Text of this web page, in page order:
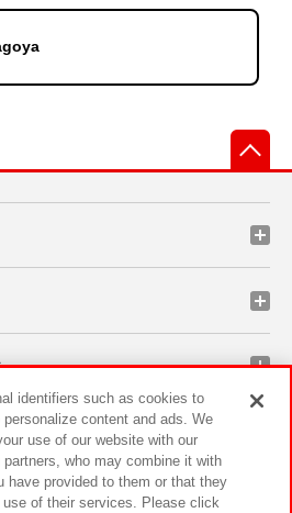
identifiers such as cookies to
content and ads. We
use of our website with our
who may combine it with
have provided to them or that they
of their services. Please click